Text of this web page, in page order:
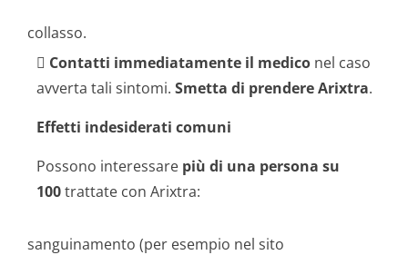
collasso.
 Contatti immediatamente il medico nel caso
avverta tali sintomi. Smetta di prendere Arixtra.
Effetti indesiderati comuni
Possono interessare più di una persona su
100trattate con Arixtra:
sanguinamento (per esempio nel sito